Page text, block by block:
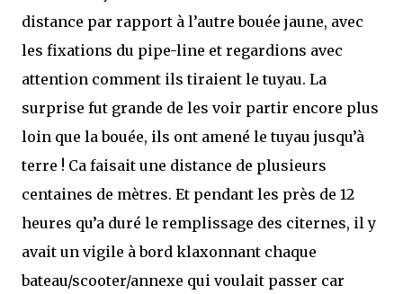
distance par rapport à l’autre bouée jaune, avec
les fixations du pipe-line et regardions avec
attention comment ils tiraient le tuyau. La
surprise fut grande de les voir partir encore plus
loin que la bouée, ils ont amené le tuyau jusqu’à
terre ! Ca faisait une distance de plusieurs
centaines de mètres. Et pendant les près de 12
heures qu’a duré le remplissage des citernes, il y
avait un vigile à bord klaxonnant chaque
bateau/scooter/annexe qui voulait passer car